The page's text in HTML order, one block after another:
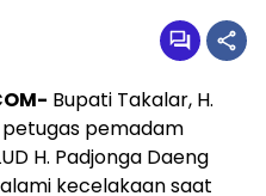
Bupati Takalar, H.
pemadam
H. Padjonga Daeng
kecelakaan saat